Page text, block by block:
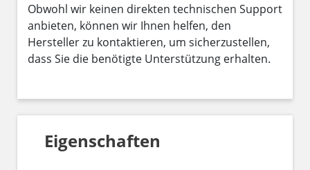
Obwohl wir keinen direkten technischen Support
anbieten, können wir Ihnen helfen, den
Hersteller zu kontaktieren, um sicherzustellen,
dass Sie die benötigte Unterstützung erhalten.
Eigenschaften